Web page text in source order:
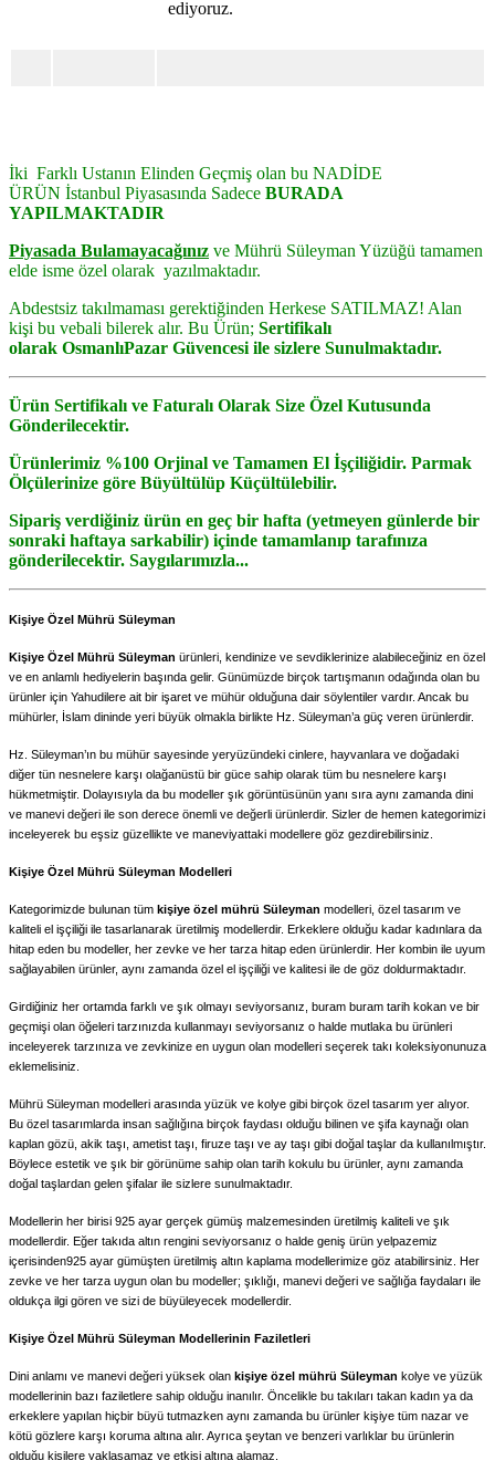
ediyoruz.
İki Farklı Ustanın Elinden Geçmiş olan bu NADİDE
ÜRÜN İstanbul Piyasasında Sadece BURADA
YAPILMAKTADIR
Piyasada Bulamayacağınız ve Mührü Süleyman Yüzüğü tamamen
elde isme özel olarak yazılmaktadır.
Abdestsiz takılmaması gerektiğinden Herkese SATILMAZ! Alan
kişi bu vebali bilerek alır. Bu Ürün; Sertifikalı
olarak OsmanlıPazar Güvencesi ile sizlere Sunulmaktadır.
Ürün Sertifikalı ve Faturalı Olarak Size Özel Kutusunda
Gönderilecektir.
Ürünlerimiz %100 Orjinal ve Tamamen El İşçiliğidir. Parmak
Ölçülerinize göre Büyültülüp Küçültülebilir.
Sipariş verdiğiniz ürün en geç bir hafta (yetmeyen günlerde bir
sonraki haftaya sarkabilir) içinde tamamlanıp tarafınıza
gönderilecektir. Saygılarımızla...
Kişiye Özel Mührü Süleyman
Kişiye Özel Mührü Süleyman ürünleri, kendinize ve sevdiklerinize alabileceğiniz en özel
ve en anlamlı hediyelerin başında gelir. Günümüzde birçok tartışmanın odağında olan bu
ürünler için Yahudilere ait bir işaret ve mühür olduğuna dair söylentiler vardır. Ancak bu
mühürler, İslam dininde yeri büyük olmakla birlikte Hz. Süleyman’a güç veren ürünlerdir.
Hz. Süleyman’ın bu mühür sayesinde yeryüzündeki cinlere, hayvanlara ve doğadaki
diğer tün nesnelere karşı olağanüstü bir güce sahip olarak tüm bu nesnelere karşı
hükmetmiştir. Dolayısıyla da bu modeller şık görüntüsünün yanı sıra aynı zamanda dini
ve manevi değeri ile son derece önemli ve değerli ürünlerdir. Sizler de hemen kategorimizi
inceleyerek bu eşsiz güzellikte ve maneviyattaki modellere göz gezdirebilirsiniz.
Kişiye Özel Mührü Süleyman Modelleri
Kategorimizde bulunan tüm kişiye özel mührü Süleyman modelleri, özel tasarım ve
kaliteli el işçiliği ile tasarlanarak üretilmiş modellerdir. Erkeklere olduğu kadar kadınlara da
hitap eden bu modeller, her zevke ve her tarza hitap eden ürünlerdir. Her kombin ile uyum
sağlayabilen ürünler, aynı zamanda özel el işçiliği ve kalitesi ile de göz doldurmaktadır.
Girdiğiniz her ortamda farklı ve şık olmayı seviyorsanız, buram buram tarih kokan ve bir
geçmişi olan öğeleri tarzınızda kullanmayı seviyorsanız o halde mutlaka bu ürünleri
inceleyerek tarzınıza ve zevkinize en uygun olan modelleri seçerek takı koleksiyonunuza
eklemelisiniz.
Mührü Süleyman modelleri arasında yüzük ve kolye gibi birçok özel tasarım yer alıyor.
Bu özel tasarımlarda insan sağlığına birçok faydası olduğu bilinen ve şifa kaynağı olan
kaplan gözü, akik taşı, ametist taşı, firuze taşı ve ay taşı gibi doğal taşlar da kullanılmıştır.
Böylece estetik ve şık bir görünüme sahip olan tarih kokulu bu ürünler, aynı zamanda
doğal taşlardan gelen şifalar ile sizlere sunulmaktadır.
Modellerin her birisi 925 ayar gerçek gümüş malzemesinden üretilmiş kaliteli ve şık
modellerdir. Eğer takıda altın rengini seviyorsanız o halde geniş ürün yelpazemiz
içerisinden925 ayar gümüşten üretilmiş altın kaplama modellerimize göz atabilirsiniz. Her
zevke ve her tarza uygun olan bu modeller; şıklığı, manevi değeri ve sağlığa faydaları ile
oldukça ilgi gören ve sizi de büyüleyecek modellerdir.
Kişiye Özel Mührü Süleyman Modellerinin Faziletleri
Dini anlamı ve manevi değeri yüksek olan kişiye özel mührü Süleyman kolye ve yüzük
modellerinin bazı faziletlere sahip olduğu inanılır. Öncelikle bu takıları takan kadın ya da
erkeklere yapılan hiçbir büyü tutmazken aynı zamanda bu ürünler kişiye tüm nazar ve
kötü gözlere karşı koruma altına alır. Ayrıca şeytan ve benzeri varlıklar bu ürünlerin
olduğu kişilere yaklaşamaz ve etkisi altına alamaz.